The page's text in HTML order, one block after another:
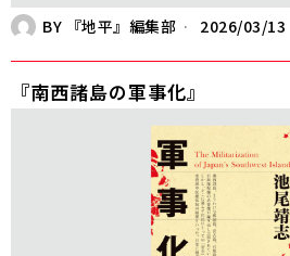
BY 『地平』編集部 2026/03/13
『南西諸島の軍事化』